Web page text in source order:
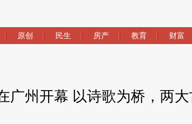
原创 民生 房产 教育 财富
广州开幕 以诗歌为桥，两